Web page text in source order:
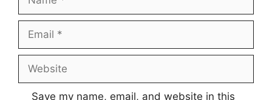
Email
Website
Save my name, email, and website in this